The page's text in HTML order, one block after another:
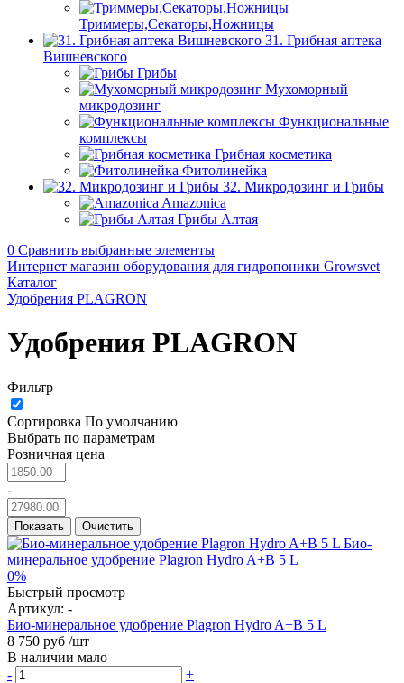
Триммеры,Секаторы,Ножницы
31. Грибная аптека
Вишневского
Грибы
Мухоморный
микродозинг
Функциональные
комплексы
Грибная косметика
Фитолинейка
32. Микродозинг и Грибы
Amazonica
Грибы Алтая
0 Сравнить выбранные элементы
Интернет магазин оборудования для гидропоники Growsvet
Каталог
Удобрения PLAGRON
Удобрения PLAGRON
Фильтр
Сортировка По умолчанию
Выбрать по параметрам
Розничная цена
-
Показать Очистить
0%
Быстрый просмотр
Артикул: -
Био-минеральное удобрение Plagron Hydro A+B 5 L
8 750 руб /шт
В наличии мало
-
+